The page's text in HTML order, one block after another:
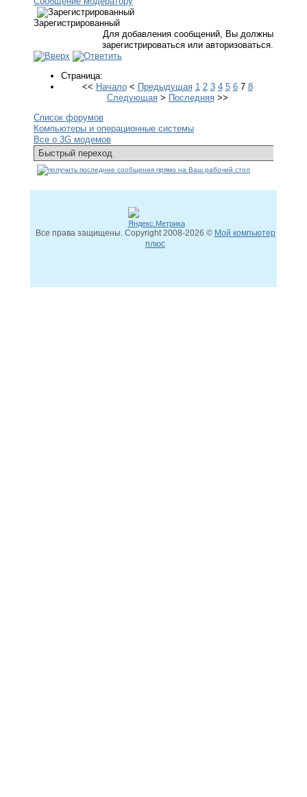
Зарегистрированный
Для добавления сообщений, Вы должны
зарегистрироваться или авторизоваться.
Страница:
<< Начало< Предыдущая 1 2 3 4 5 6 7 8
Следующая> Последняя>>
Список форумов
Компьютеры и операционные системы
Все о 3G модемов
Все права защищены. Copyright2008-2026 © Мой компьютер
плюс